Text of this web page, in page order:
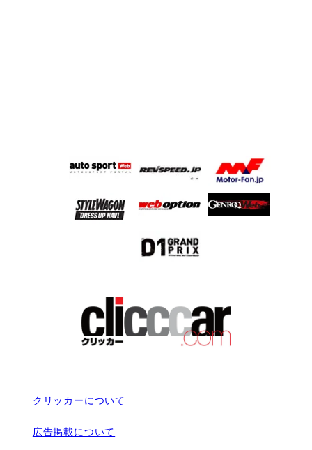
クリッカーについて
広告掲載について